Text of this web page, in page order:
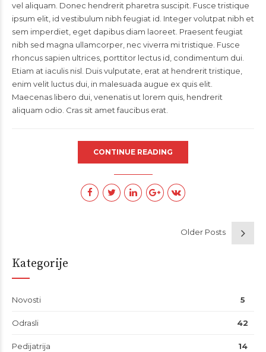
vel aliquam. Donec hendrerit pharetra suscipit. Fusce tristique
ipsum elit, id vestibulum nibh feugiat id. Integer volutpat nibh et
sem imperdiet, eget dapibus diam laoreet. Praesent feugiat
nibh sed magna ullamcorper, nec viverra mi tristique. Fusce
rhoncus sapien ultrices, porttitor lectus id, condimentum dui.
Etiam at iaculis nisl. Duis vulputate, erat at hendrerit tristique,
enim velit luctus dui, in malesuada augue ex quis elit.
Maecenas libero dui, venenatis ut lorem quis, hendrerit
aliquam odio. Cras sit amet faucibus erat.
CONTINUE READING
Older Posts
Kategorije
Novosti 5
Odrasli 42
Pedijatrija 14